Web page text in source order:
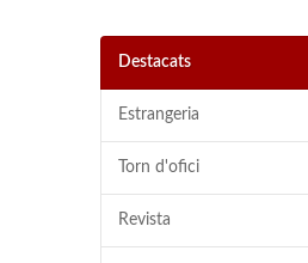
Destacats
Estrangeria
Torn d'ofici
Revista